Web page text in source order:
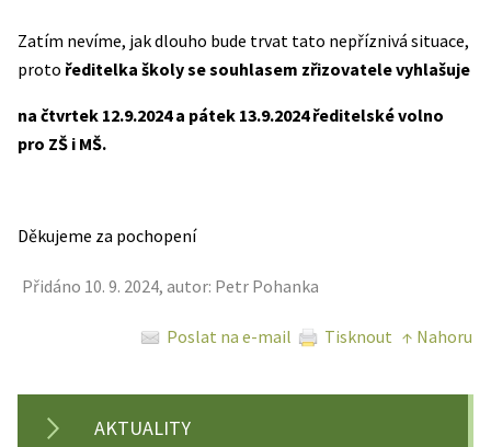
Zatím nevíme, jak dlouho bude trvat tato nepříznivá situace,
proto ředitelka školy se souhlasem zřizovatele vyhlašuje
na čtvrtek 12.9.2024 a pátek 13.9.2024 ředitelské volno
pro ZŠ i MŠ.
Děkujeme za pochopení
Přidáno 10. 9. 2024, autor: Petr Pohanka
Poslat na e-mail Tisknout ↑ Nahoru
AKTUALITY